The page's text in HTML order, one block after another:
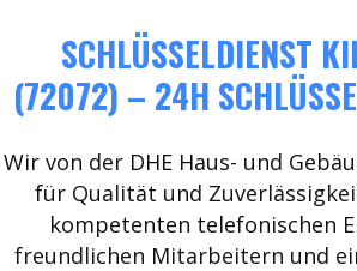
SCHLÜSSELDIENST
(72072) – 24H
Wir von der DHE Haus- und
für Qualität und
kompetenten telefonischen
freundlichen Mitarbeitern und